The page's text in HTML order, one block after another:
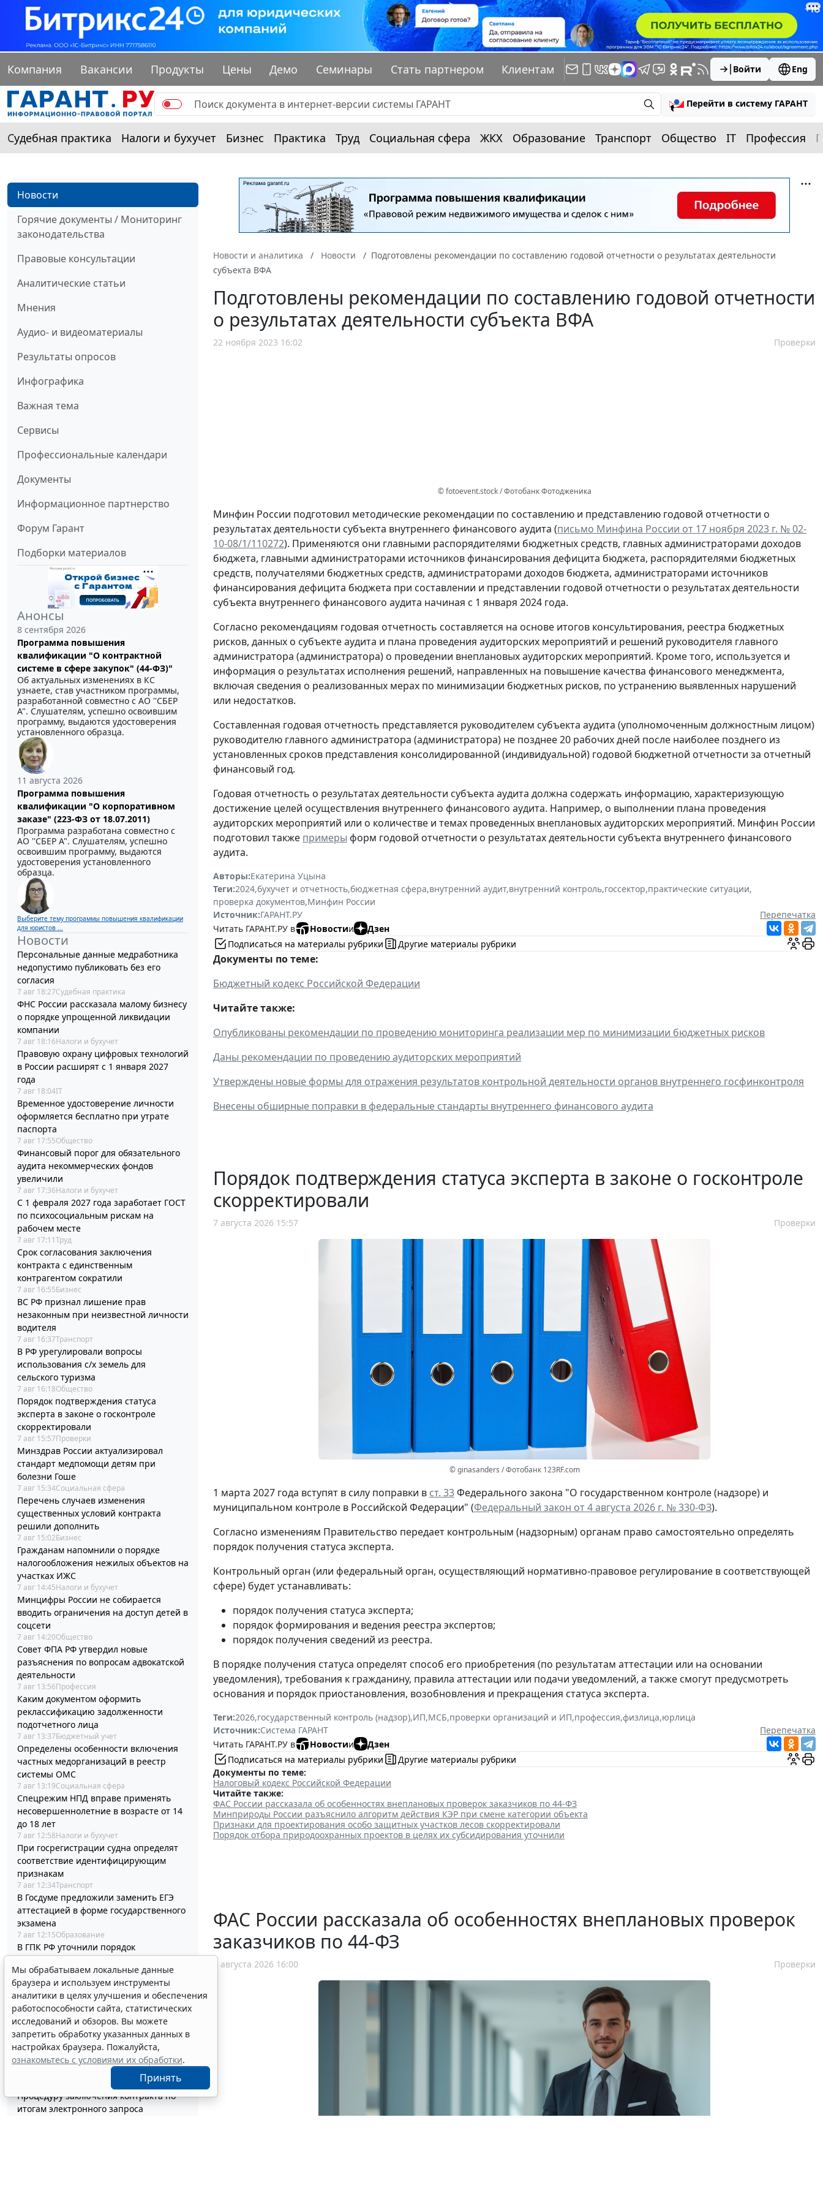
Компания Вакансии Продукты Цены Демо Семинары Стать партнером Клиентам Войти Eng
Перейти в систему ГАРАНТ
Судебная практика Налоги и бухучет Бизнес Практика Труд Социальная сфера ЖКХ Образование Транспорт Общество IT Профессия
Новости
Горячие документы / Мониторинг
законодательства
Правовые консультации
Аналитические статьи
Мнения
Аудио- и видеоматериалы
Результаты опросов
Инфографика
Важная тема
Сервисы
Профессиональные календари
Документы
Информационное партнерство
Форум Гарант
Подборки материалов
Анонсы
8 сентября 2026
Программа повышения
квалификации "О контрактной
системе в сфере закупок" (44-ФЗ)"
Об актуальных изменениях в КС
узнаете, став участником программы,
разработанной совместно с АО ''СБЕР
А". Слушателям, успешно освоившим
программу, выдаются удостоверения
установленного образца.
11 августа 2026
Программа повышения
квалификации "О корпоративном
заказе" (223-ФЗ от 18.07.2011)
Программа разработана совместно с
АО ''СБЕР А". Слушателям, успешно
освоившим программу, выдаются
удостоверения установленного
образца.
Выберите тему программы повышения квалификации
для юристов ...
Новости
Персональные данные медработника
недопустимо публиковать без его
согласия
7 авг 18:27Судебная практика
ФНС России рассказала малому бизнесу
о порядке упрощенной ликвидации
компании
7 авг 18:16Налоги и бухучет
Правовую охрану цифровых технологий
в России расширят с 1 января 2027
года
7 авг 18:04IT
Временное удостоверение личности
оформляется бесплатно при утрате
паспорта
7 авг 17:55Общество
Финансовый порог для обязательного
аудита некоммерческих фондов
увеличили
7 авг 17:36Налоги и бухучет
С 1 февраля 2027 года заработает ГОСТ
по психосоциальным рискам на
рабочем месте
7 авг 17:11Труд
Срок согласования заключения
контракта с единственным
контрагентом сократили
7 авг 16:55Бизнес
ВС РФ признал лишение прав
незаконным при неизвестной личности
водителя
7 авг 16:37Транспорт
В РФ урегулировали вопросы
использования с/х земель для
сельского туризма
7 авг 16:18Общество
Порядок подтверждения статуса
эксперта в законе о госконтроле
скорректировали
7 авг 15:57Проверки
Минздрав России актуализировал
стандарт медпомощи детям при
болезни Гоше
7 авг 15:34Социальная сфера
Перечень случаев изменения
существенных условий контракта
решили дополнить
7 авг 15:02Бизнес
Гражданам напомнили о порядке
налогообложения нежилых объектов на
участках ИЖС
7 авг 14:45Налоги и бухучет
Минцифры России не собирается
вводить ограничения на доступ детей в
соцсети
7 авг 14:20Общество
Совет ФПА РФ утвердил новые
разъяснения по вопросам адвокатской
деятельности
7 авг 13:56Профессия
Каким документом оформить
реклассификацию задолженности
подотчетного лица
7 авг 13:37Бюджетный учет
Определены особенности включения
частных медорганизаций в реестр
системы ОМС
7 авг 13:19Социальная сфера
Спецрежим НПД вправе применять
несовершеннолетние в возрасте от 14
до 18 лет
7 авг 12:58Налоги и бухучет
При госрегистрации судна определят
соответствие идентифицирующим
признакам
7 авг 12:34Транспорт
В Госдуме предложили заменить ЕГЭ
аттестацией в форме государственного
экзамена
7 авг 12:15Образование
В ГПК РФ уточнили порядок
находящихся в СИЗО лиц
7 авг 11:56Общество
В РФ актуализировали стандарт
помощи при хронической сердечной
недостаточности
7 авг 11:40 Социальная сфера
Работодатели могут получить субсидии
при трудоустройстве одиноких
Процедуру заключения контракта по
итогам электронного запроса
Новости и аналитика Новости
Подготовлены рекомендации по составлению годовой отчетности о результатах деятельности
субъекта ВФА
Подготовлены рекомендации по составлению годовой отчетности
о результатах деятельности субъекта ВФА
22 ноября 2023 16:02 Проверки
© fotoevent.stock / Фотобанк Фотодженика
Минфин России подготовил методические рекомендации по составлению и представлению годовой отчетности о
результатах деятельности субъекта внутреннего финансового аудита (письмо Минфина России от 17 ноября 2023 г. № 02-
10-08/1/110272). Применяются они главными распорядителями бюджетных средств, главных администраторами доходов
бюджета, главными администраторами источников финансирования дефицита бюджета, распорядителями бюджетных
средств, получателями бюджетных средств, администраторами доходов бюджета, администраторами источников
финансирования дефицита бюджета при составлении и представлении годовой отчетности о результатах деятельности
субъекта внутреннего финансового аудита начиная с 1 января 2024 года.
Согласно рекомендациям годовая отчетность составляется на основе итогов консультирования, реестра бюджетных
рисков, данных о субъекте аудита и плана проведения аудиторских мероприятий и решений руководителя главного
администратора (администратора) о проведении внеплановых аудиторских мероприятий. Кроме того, используется и
информация о результатах исполнения решений, направленных на повышение качества финансового менеджмента,
включая сведения о реализованных мерах по минимизации бюджетных рисков, по устранению выявленных нарушений
или недостатков.
Составленная годовая отчетность представляется руководителем субъекта аудита (уполномоченным должностным лицом)
руководителю главного администратора (администратора) не позднее 20 рабочих дней после наиболее позднего из
установленных сроков представления консолидированной (индивидуальной) годовой бюджетной отчетности за отчетный
финансовый год.
Годовая отчетность о результатах деятельности субъекта аудита должна содержать информацию, характеризующую
достижение целей осуществления внутреннего финансового аудита. Например, о выполнении плана проведения
аудиторских мероприятий или о количестве и темах проведенных внеплановых аудиторских мероприятий. Минфин России
подготовил также примеры форм годовой отчетности о результатах деятельности субъекта внутреннего финансового
аудита.
Авторы:Екатерина Уцына
Теги:2024,бухучет и отчетность,бюджетная сфера,внутренний аудит,внутренний контроль,госсектор,практические ситуации,
проверка документов,Минфин России
Источник:ГАРАНТ.РУ
Перепечатка
Читать ГАРАНТ.РУ в
Новостии
Дзен
Подписаться на материалы рубрики
Другие материалы рубрики
Документы по теме:
Бюджетный кодекс Российской Федерации
Читайте также:
Опубликованы рекомендации по проведению мониторинга реализации мер по минимизации бюджетных рисков
Даны рекомендации по проведению аудиторских мероприятий
Утверждены новые формы для отражения результатов контрольной деятельности органов внутреннего госфинконтроля
Внесены обширные поправки в федеральные стандарты внутреннего финансового аудита
Порядок подтверждения статуса эксперта в законе о госконтроле
скорректировали
7 августа 2026 15:57 Проверки
© ginasanders / Фотобанк 123RF.com
1 марта 2027 года вступят в силу поправки в ст. 33Федерального закона "О государственном контроле (надзоре) и
муниципальном контроле в Российской Федерации" (Федеральный закон от 4 августа 2026 г. № 330-ФЗ).
Согласно изменениям Правительство передает контрольным (надзорным) органам право самостоятельно определять
порядок получения статуса эксперта.
Контрольный орган (или федеральный орган, осуществляющий нормативно-правовое регулирование в соответствующей
сфере) будет устанавливать:
порядок получения статуса эксперта;
порядок формирования и ведения реестра экспертов;
порядок получения сведений из реестра.
В порядке получения статуса определят способ его приобретения (по результатам аттестации или на основании
уведомления), требования к гражданину, правила аттестации или подачи уведомлений, а также смогут предусмотреть
основания и порядок приостановления, возобновления и прекращения статуса эксперта.
Теги:2026,государственный контроль (надзор),ИП,МСБ,проверки организаций и ИП,профессия,физлица,юрлица
Источник:Система ГАРАНТ
Перепечатка
Читать ГАРАНТ.РУ в
Новостии
Дзен
Подписаться на материалы рубрики
Другие материалы рубрики
Документы по теме:
Налоговый кодекс Российской Федерации
Читайте также:
ФАС России рассказала об особенностях внеплановых проверок заказчиков по 44-ФЗ
Минприроды России разъяснило алгоритм действия КЭР при смене категории объекта
Признаки для проектирования особо защитных участков лесов скорректировали
Порядок отбора природоохранных проектов в целях их субсидирования уточнили
ФАС России рассказала об особенностях внеплановых проверок
заказчиков по 44-ФЗ
6 августа 2026 16:00 Проверки
Мы обрабатываем локальные данные
браузера и используем инструменты
аналитики в целях улучшения и обеспечения
работоспособности сайта, статистических
исследований и обзоров. Вы можете
запретить обработку указанных данных в
настройках браузера. Пожалуйста,
ознакомьтесь с условиями их обработки.
Принять